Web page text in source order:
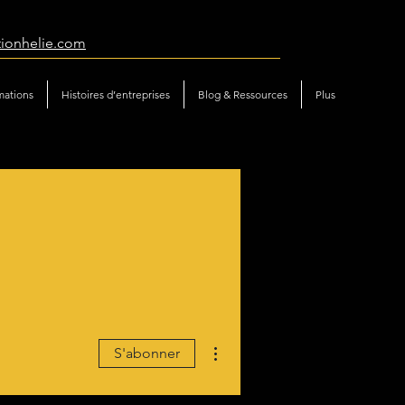
Histoires d’entreprises Blog & Ressources Plus
S'abonner